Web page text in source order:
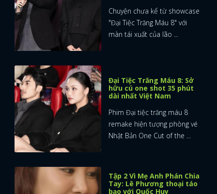
Chuyện chưa kể từ showcase
"Đại Tiệc Trăng Máu 8" với
màn tái xuất của lão ...
Đại Tiệc Trăng Máu 8: Sở
hữu cú one shot 35 phút
dài nhất Việt Nam
Phim Đại tiệc trăng máu 8
remake hiện tượng phòng vé
Nhật Bản One Cut of the ...
Tập 2 Vì Mẹ Anh Phán Chia
Tay: Lê Phương thoại táo
bạo với Quốc Huy